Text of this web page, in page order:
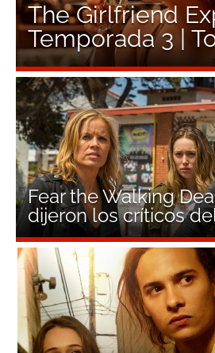
The Girlfriend
Temporada 3 |
Fear the Walking
dijeron los críticos